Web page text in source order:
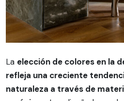
La elección de colores en la
refleja una creciente
naturaleza a través de